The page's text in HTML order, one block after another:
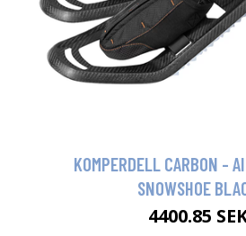
KOMPERDELL CARBON -
SNOWSHOE
4400.85